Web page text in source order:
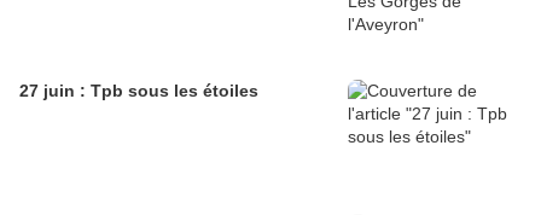
27 juin : Tpb sous les étoiles